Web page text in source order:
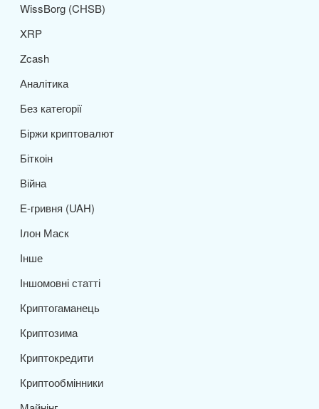
WissBorg (CHSB)
XRP
Zcash
Аналітика
Без категорії
Біржи криптовалют
Біткоін
Війна
Е-гривня (UAH)
Ілон Маск
Інше
Іншомовні статті
Криптогаманець
Криптозима
Криптокредити
Криптообмінники